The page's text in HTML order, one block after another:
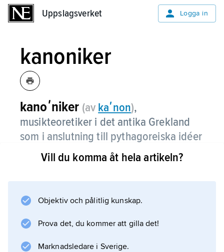
Uppslagsverket Logga in
kanoniker
kanoʹniker (av kaʹnon),
musikteoretiker i det antika Grekland
som i anslutning till pythagoreiska idéer
såg musikens grund i de intervall som
kan uttryckas i enkla talförhållanden
halva stränglängdens toner).
Mot dessa hävdade bl.a. Aristoxenos att
intervallen bäst bestämdes rent
gehörsmässigt.
Vill du komma åt hela artikeln?
Objektiv och pålitlig kunskap.
Prova det, du kommer att gilla det!
Marknadsledare i Sverige.